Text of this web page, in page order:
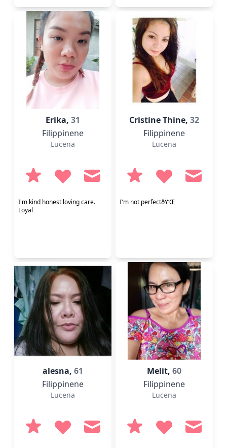
Erika, 31
Filippinene
Lucena
I'm kind honest loving care.
Loyal
Cristine Thine, 32
Filippinene
Lucena
I'm not perfectðŸ‘Œ
alesna, 61
Filippinene
Lucena
Melit, 60
Filippinene
Lucena